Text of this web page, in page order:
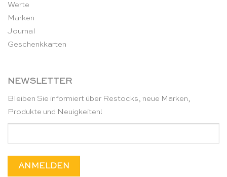
Werte
Marken
Journal
Geschenkkarten
NEWSLETTER
Bleiben Sie informiert über Restocks, neue Marken,
Produkte und Neuigkeiten!